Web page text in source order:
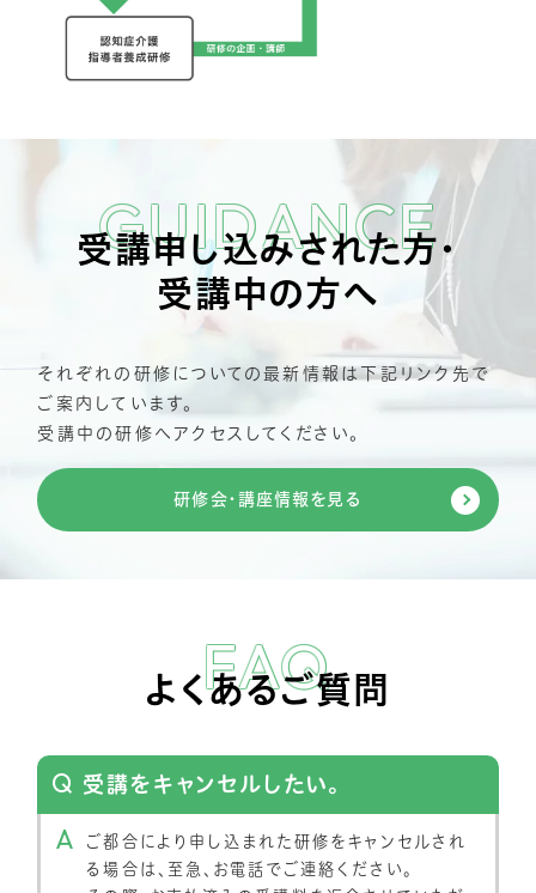
受講申し込みされた方・
受講中の方へ
GUIDANCE
それぞれの研修についての最新情報は下記リンク先で
ご案内しています。
受講中の研修へアクセスしてください。
研修会・講座情報を見る
よくあるご質問
FAQ
受講をキャンセルしたい。
ご都合により申し込まれた研修をキャンセルされ
る場合は、至急、お電話でご連絡ください。